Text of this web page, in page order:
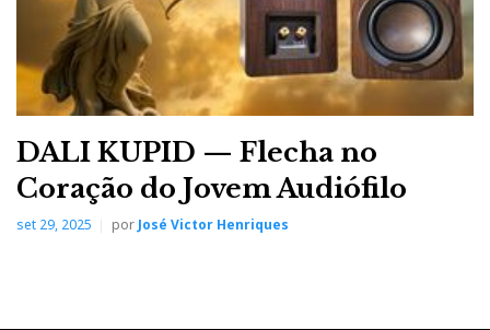
DALI KUPID — Flecha no
Coração do Jovem Audiófilo
set 29, 2025 por José Victor Henriques